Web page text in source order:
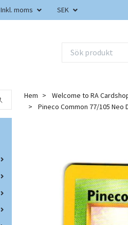
Inkl. moms SEK
Hem Welcome to RA
Pineco Common 77/105